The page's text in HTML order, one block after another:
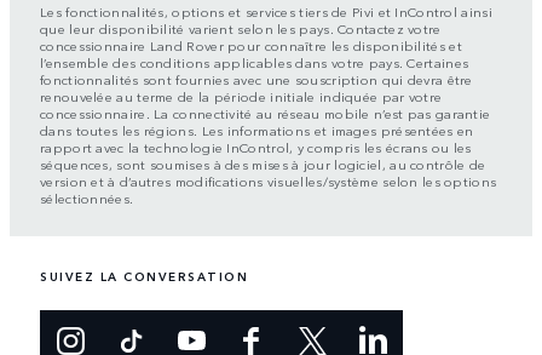
Les fonctionnalités, options et services tiers de Pivi et InControl ainsi
que leur disponibilité varient selon les pays. Contactez votre
concessionnaire Land Rover pour connaître les disponibilités et
l’ensemble des conditions applicables dans votre pays. Certaines
fonctionnalités sont fournies avec une souscription qui devra être
renouvelée au terme de la période initiale indiquée par votre
concessionnaire. La connectivité au réseau mobile n’est pas garantie
dans toutes les régions. Les informations et images présentées en
rapport avec la technologie InControl, y compris les écrans ou les
séquences, sont soumises à des mises à jour logiciel, au contrôle de
version et à d’autres modifications visuelles/système selon les options
sélectionnées.
SUIVEZ LA CONVERSATION